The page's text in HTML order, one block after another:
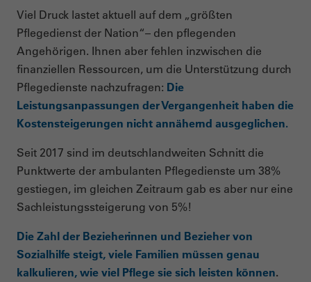
Viel Druck lastet aktuell auf dem „größten
Pflegedienst der Nation“– den pflegenden
Angehörigen. Ihnen aber fehlen inzwischen die
finanziellen Ressourcen, um die Unterstützung durch
Pflegedienste nachzufragen: Die
Leistungsanpassungen der Vergangenheit haben die
Kostensteigerungen nicht annähernd ausgeglichen.
Seit 2017 sind im deutschlandweiten Schnitt die
Punktwerte der ambulanten Pflegedienste um 38%
gestiegen, im gleichen Zeitraum gab es aber nur eine
Sachleistungssteigerung von 5%!
Die Zahl der Bezieherinnen und Bezieher von
Sozialhilfe steigt, viele Familien müssen genau
kalkulieren, wie viel Pflege sie sich leisten können.